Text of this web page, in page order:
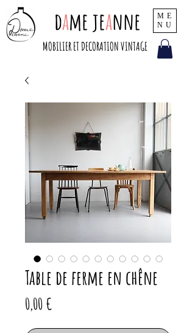
ME
NU
dame jeanne
MOBILIER ET DECORATION VINTAGE
Table de ferme en chêne
0,00 €